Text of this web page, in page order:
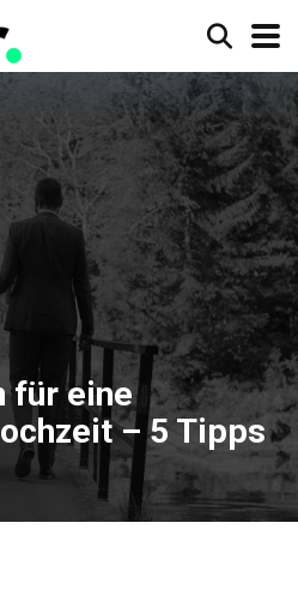
für eine
– 5 Tipps